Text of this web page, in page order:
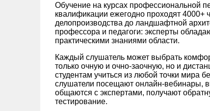
Обучение на курсах профессиональной
квалификации ежегодно проходят 4000+
делопроизводства до ландшафтной
профессора и педагоги: эксперты
практическими знаниями области.
Каждый слушатель может выбрать
только очную и очно-заочную, но и
студентам учиться из любой точки мира
слушатели посещают онлайн-вебинары,
общаются с экспертами, получают
тестирование.